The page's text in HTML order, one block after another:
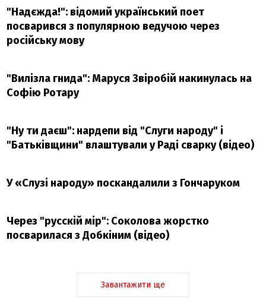
"Надєжда!": відомий український поет
посварився з популярною ведучою через
російську мову
"Вилізла гнида": Маруся Звіробій накинулась на
Софію Ротару
"Ну ти даєш": нардепи від "Слуги народу" і
"Батьківщини" влаштували у Раді сварку (відео)
У «Слузі народу» поскандалили з Гончаруком
Через "русскій мір": Соколова жорстко
посварилася з Добкіним (відео)
Завантажити ще